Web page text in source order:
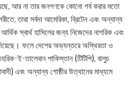
আর না তার জনগণকে কোনো গর্ব করার মতো
তারা সর্বদা আমেরিকা, ব্রিটেন এবং অন্যান্য
স্বার্থ হাসিলের জন্য নিজেদের নাগরিক এবং
ফলে দেশের অভ্যন্তরে অস্থিরতা ও
ই-তালেবান পাকিস্তান (টিটিপি), বালুচ
এবং অন্যান্য গোষ্ঠীর উত্থানের মাধ্যমে